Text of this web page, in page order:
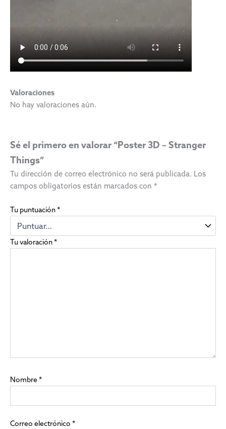
Valoraciones
No hay valoraciones aún.
Sé el primero en valorar “Poster 3D – Stranger
Things”
Tu dirección de correo electrónico no será publicada. Los
campos obligatorios están marcados con *
Tu puntuación*
Tu valoración*
Nombre*
Correo electrónico *